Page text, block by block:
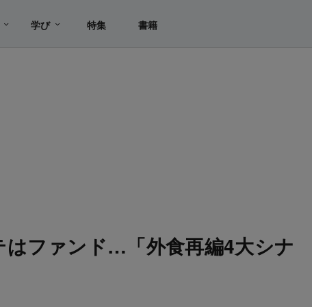
学び 特集 書籍
はファンド…「外食再編4大シナ